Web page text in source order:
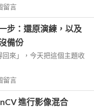
留言
步：還原演練，以及
備份
來」，今天把這個主題收
留言
進行影像混合